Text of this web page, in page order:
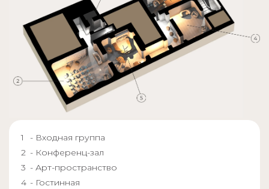
- Входная группа
- Конференц-зал
- Арт-пространство
- Гостинная